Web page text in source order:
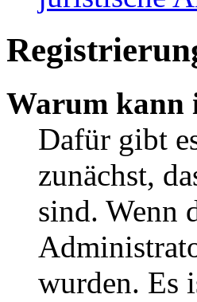
Warum kann
Dafür gibt
zunächst,
sind. Wenn
wurden. Es